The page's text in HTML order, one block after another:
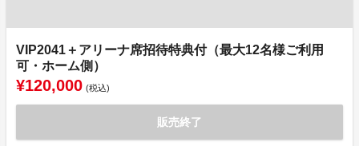
VIP2041＋アリーナ席招待特典付（最大12名様ご利用
可・ホーム側）
¥120,000 (税込)
販売終了